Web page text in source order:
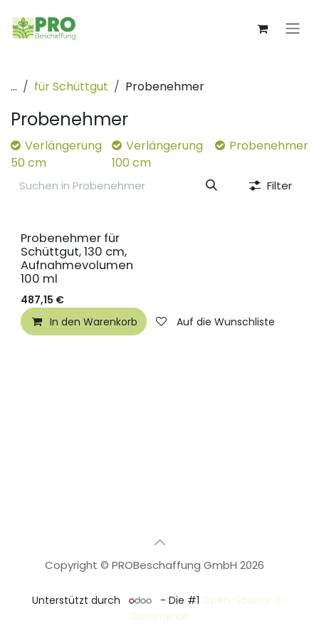
... für Schüttgut Probenehmer
Probenehmer
Verlängerung
50 cm
Verlängerung
100 cm
Probenehmer
Filter
Probenehmer für
Schüttgut, 130 cm,
Aufnahmevolumen
100 ml
487,15 €
In den Warenkorb
Auf die Wunschliste
Copyright © PROBeschaffung GmbH 2026
Unterstützt durch - Die #1 Open-Source-E-
Commerce